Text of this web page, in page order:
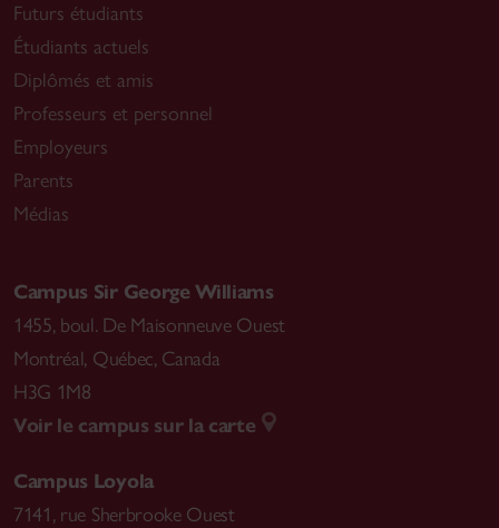
Futurs étudiants
Étudiants actuels
Diplômés et amis
Professeurs et personnel
Employeurs
Parents
Médias
Campus Sir George Williams
1455, boul. De Maisonneuve Ouest
Montréal, Québec, Canada
H3G 1M8
Voir le campus sur la carte
Campus Loyola
7141, rue Sherbrooke Ouest